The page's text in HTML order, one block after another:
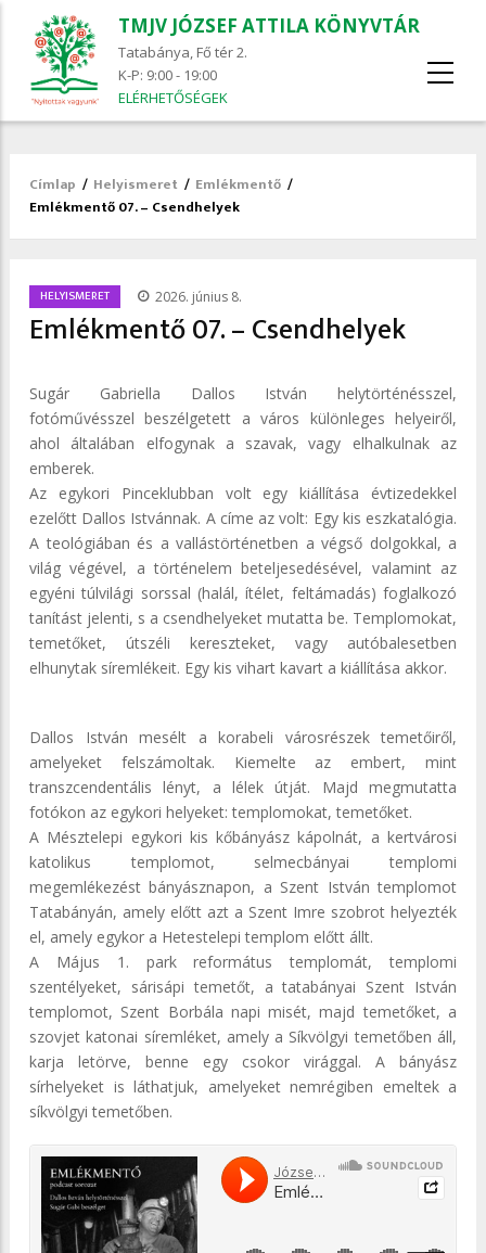
TMJV JÓZSEF ATTILA KÖNYVTÁR
Tatabánya, Fő tér 2.
K-P: 9:00 - 19:00
ELÉRHETŐSÉGEK
Morzsa
Címlap / Helyismeret / Emlékmentő /
Emlékmentő 07. – Csendhelyek
HELYISMERET 2026. június 8.
Emlékmentő 07. – Csendhelyek
Sugár Gabriella Dallos István helytörténésszel,
fotóművésszel beszélgetett a város különleges helyeiről,
ahol általában elfogynak a szavak, vagy elhalkulnak az
emberek.
Az egykori Pinceklubban volt egy kiállítása évtizedekkel
ezelőtt Dallos Istvánnak. A címe az volt: Egy kis eszkatalógia.
A teológiában és a vallástörténetben a végső dolgokkal, a
világ végével, a történelem beteljesedésével, valamint az
egyéni túlvilági sorssal (halál, ítélet, feltámadás) foglalkozó
tanítást jelenti, s a csendhelyeket mutatta be. Templomokat,
temetőket, útszéli kereszteket, vagy autóbalesetben
elhunytak síremlékeit. Egy kis vihart kavart a kiállítása akkor.
Dallos István mesélt a korabeli városrészek temetőiről,
amelyeket felszámoltak. Kiemelte az embert, mint
transzcendentális lényt, a lélek útját. Majd megmutatta
fotókon az egykori helyeket: templomokat, temetőket.
A Mésztelepi egykori kis kőbányász kápolnát, a kertvárosi
katolikus templomot, selmecbányai templomi
megemlékezést bányásznapon, a Szent István templomot
Tatabányán, amely előtt azt a Szent Imre szobrot helyezték
el, amely egykor a Hetestelepi templom előtt állt.
A Május 1. park református templomát, templomi
szentélyeket, sárisápi temetőt, a tatabányai Szent István
templomot, Szent Borbála napi misét, majd temetőket, a
szovjet katonai síremléket, amely a Síkvölgyi temetőben áll,
karja letörve, benne egy csokor virággal. A bányász
sírhelyeket is láthatjuk, amelyeket nemrégiben emeltek a
síkvölgyi temetőben.